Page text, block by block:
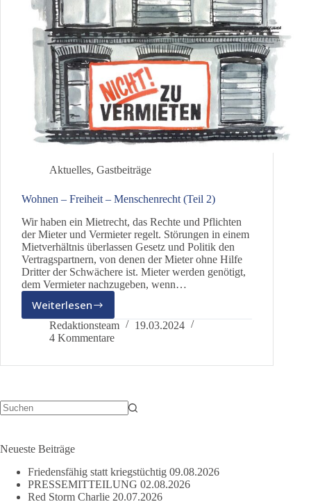
Aktuelles, Gastbeiträge
Wohnen – Freiheit – Menschenrecht (Teil 2)
Wir haben ein Mietrecht, das Rechte und Pflichten
der Mieter und Vermieter regelt. Störungen in einem
Mietverhältnis überlassen Gesetz und Politik den
Vertragspartnern, von denen der Mieter ohne Hilfe
Dritter der Schwächere ist. Mieter werden genötigt,
dem Vermieter nachzugeben, wenn…
Weiterlesen
Wohnen
–
Freiheit
Menschenrecht
Redaktionsteam
19.03.2024
4 Kommentare
Neueste Beiträge
Friedensfähig statt kriegstüchtig 09.08.2026
PRESSEMITTEILUNG 02.08.2026
Red Storm Charlie 20.07.2026